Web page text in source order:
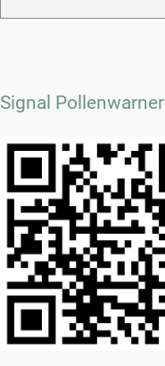
Signal Pollenwarner